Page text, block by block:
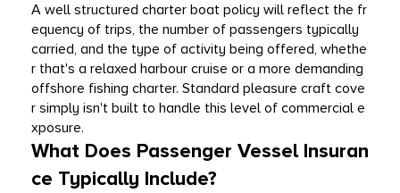
A well structured charter boat policy will reflect the fr
equency of trips, the number of passengers typically
carried, and the type of activity being offered, whethe
r that's a relaxed harbour cruise or a more demanding
offshore fishing charter. Standard pleasure craft cove
r simply isn't built to handle this level of commercial e
xposure.
What Does Passenger Vessel Insuran
ce Typically Include?